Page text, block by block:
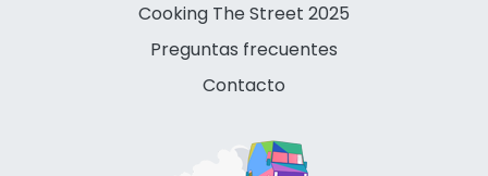
Cooking The Street 2025
Preguntas frecuentes
Contacto